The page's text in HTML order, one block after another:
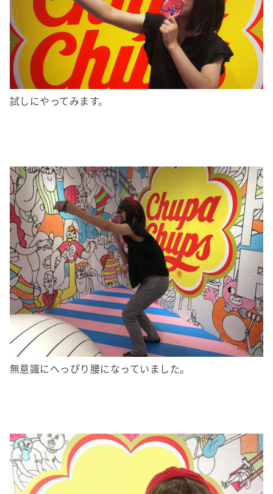
試しにやってみます。
無意識にへっぴり腰になっていました。